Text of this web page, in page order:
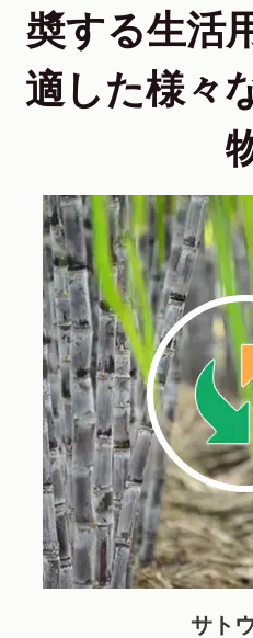
奬する生活
適した様々
サト